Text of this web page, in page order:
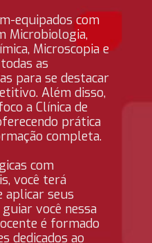
equipados com
Microbiologia,
Microscopia e
as
para se destacar
Além disso,
a Clínica de
prática
completa.
com
você terá
aplicar seus
você nessa
é formado
dedicados ao